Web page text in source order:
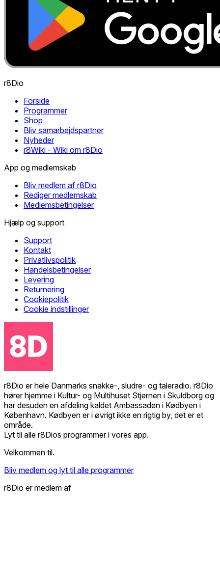
r8Dio
Forside
Programmer
Shop
Bliv samarbejdspartner
Nyheder
r8Wiki - Wiki om r8Dio
App og medlemskab
Bliv medlem af r8Dio
Rediger medlemskab
Medlemsbetingelser
Hjælp og support
Support
Kontakt
Privatlivspolitik
Handelsbetingelser
Levering
Returnering
Cookiepolitik
Cookie indstillinger
r8Dio er hele Danmarks snakke-, sludre- og taleradio. r8Dio
hører hjemme i Kultur- og Multihuset Stjernen i Skuldborg og
har desuden en afdeling kaldet Ambassaden i Kødbyen i
København. Kødbyen er i øvrigt ikke en rigtig by, det er et
område.
Lyt til alle r8Dios programmer i vores app.
Velkommen til.
Bliv medlem og lyt til alle programmer
r8Dio er medlem af